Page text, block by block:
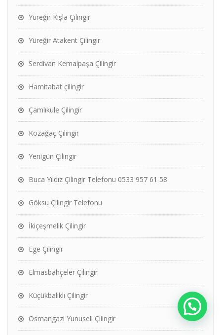
Yüreğir Kışla Çilingir
Yüreğir Atakent Çilingir
Serdivan Kemalpaşa Çilingir
Hamitabat çilingir
Çamlıkule Çilingir
Kozağaç Çilingir
Yenigün Çilingir
Buca Yıldız Çilingir Telefonu 0533 957 61 58
Göksu Çilingir Telefonu
İkiçeşmelik Çilingir
Ege Çilingir
Elmasbahçeler Çilingir
Küçükbalıklı Çilingir
Osmangazi Yunuseli Çilingir